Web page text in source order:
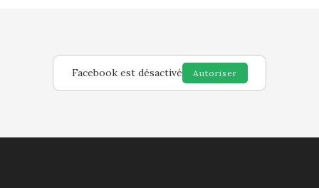
Facebook est désactivé Autoriser